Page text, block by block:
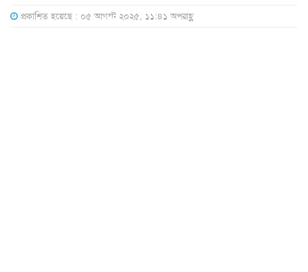
প্রকাশিত হয়েছে : ০৫ আগস্ট ২০২৫, ১১:৪১ অপরাহ্ণ